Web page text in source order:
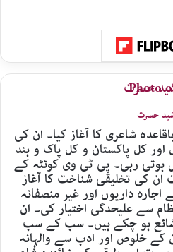
حسرت
نے 1981 سے باقاعدہ شاعری کا آغاز کیا۔ ان کی
اور کل پاکستان و کل پاک و ہند
ہوتی رہی۔ پی ٹی وی کوئٹہ کے
کی تخلیقی شناخت کا آغاز
داریوں اور غیر منصفانہ
سے علیحدگی اختیار کی۔ ان
ہو چکے ہیں۔ سب کے سب
کے خلوص اور ادب سے والہانہ